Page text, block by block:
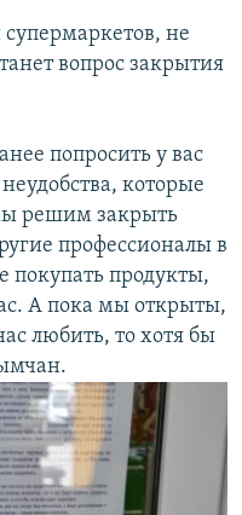
не
вопрос закрытия
попросить у вас
которые
решим закрыть
профессионалы в
покупать продукты,
А пока мы открыты,
любить, то хотя бы